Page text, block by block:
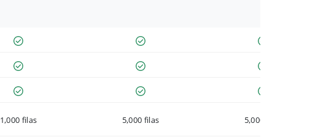
1,000 filas 5,000 filas 5,000 filas